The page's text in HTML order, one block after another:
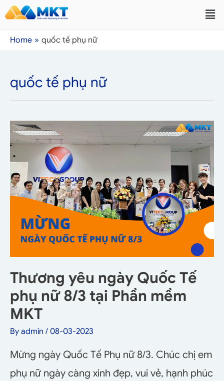
Home quốc tế phụ nữ
quốc tế phụ nữ
Thương yêu ngày Quốc Tế
phụ nữ 8/3 tại Phần mềm
MKT
By admin / 08-03-2023
Mừng ngày Quốc Tế Phụ nữ 8/3. Chúc chị em
phụ nữ ngày càng xinh đẹp, vui vẻ, hạnh phúc